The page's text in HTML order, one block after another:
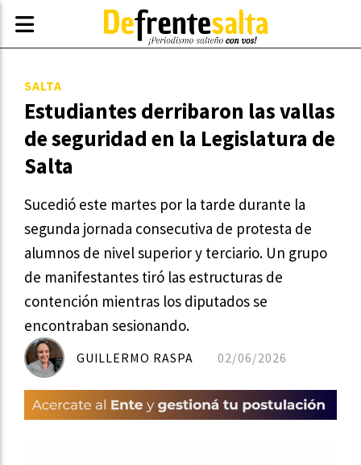
Estudiantes derribaron las vallas
de seguridad en la Legislatura de
Salta
Sucedió este martes por la tarde durante la
segunda jornada consecutiva de protesta de
alumnos de nivel superior y terciario. Un grupo
de manifestantes tiró las estructuras de
contención mientras los diputados se
encontraban sesionando.
SALTA
02/06/2026
GUILLERMO RASPA